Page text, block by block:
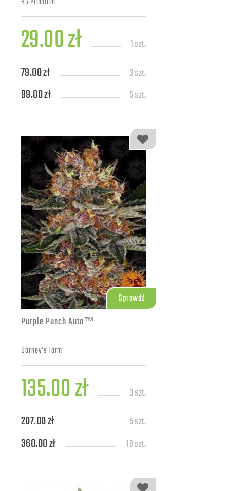
29.00 zł 1 szt.
79.00 zł 3 szt.
99.00 zł 5 szt.
Sprawdź
Purple Punch Auto™
Barney's Farm
135.00 zł 3 szt.
207.00 zł 5 szt.
360.00 zł 10 szt.